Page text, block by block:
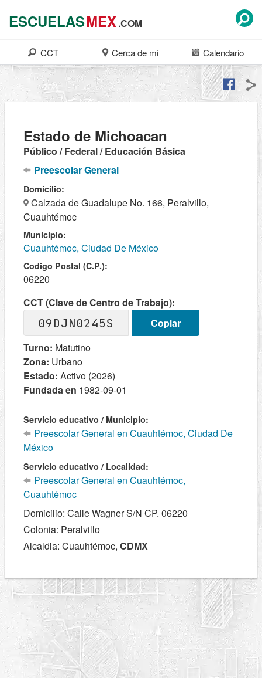
ESCUELASMEX.COM
CCT Cerca de mi Calendario
Estado de Michoacan
Público / Federal / Educación Básica
Preescolar General
Domicilio:
Calzada de Guadalupe No. 166, Peralvillo,
Cuauhtémoc
Municipio:
Cuauhtémoc, Ciudad De México
Codigo Postal (C.P.):
06220
CCT (Clave de Centro de Trabajo):
09DJN0245S
Copiar
Turno: Matutino
Zona: Urbano
Estado: Activo (2026)
Fundada en 1982-09-01
Servicio educativo / Municipio:
Preescolar General en Cuauhtémoc, Ciudad De
México
Servicio educativo / Localidad:
Preescolar General en Cuauhtémoc,
Cuauhtémoc
Domicilio: Calle Wagner S/N CP. 06220
Colonia: Peralvillo
Alcaldia: Cuauhtémoc, CDMX